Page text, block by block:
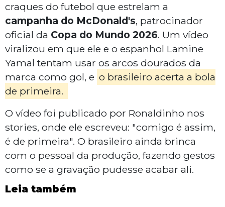
craques do futebol que estrelam a
campanha do McDonald's, patrocinador
oficial da Copa do Mundo 2026. Um vídeo
viralizou em que ele e o espanhol Lamine
Yamal tentam usar os arcos dourados da
marca como gol, e o brasileiro acerta a bola
de primeira.
O vídeo foi publicado por Ronaldinho nos
stories, onde ele escreveu: "comigo é assim,
é de primeira". O brasileiro ainda brinca
com o pessoal da produção, fazendo gestos
como se a gravação pudesse acabar ali.
Leia também